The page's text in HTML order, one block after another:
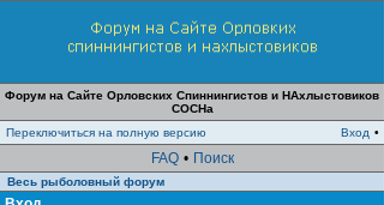
Форум на Сайте Орловских Спиннингистов и НАхлыстовиков
СОСНа
Переключиться на полную версию
Вход •
FAQ • Поиск
Весь рыболовный форум